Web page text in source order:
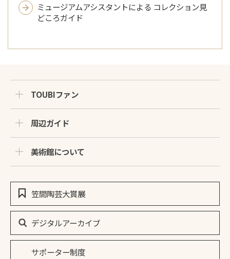
ミュージアムアシスタントによる コレクション見
どころガイド
TOUBIファン
周辺ガイド
美術館について
笠間陶芸大賞展
デジタルアーカイブ
サポーター制度